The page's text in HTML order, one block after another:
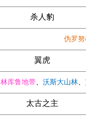
杀人豹
伪罗
翼虎
林库鲁地带、 沃斯大山林、
太古之主